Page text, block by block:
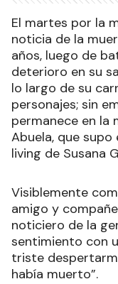
El martes por la
noticia de la
años, luego de
deterioro en su
lo largo de su
personajes; sin
permanece en la
Abuela, que
living de Susana
Visiblemente
amigo y
noticiero de la
sentimiento con
triste
había muerto”.